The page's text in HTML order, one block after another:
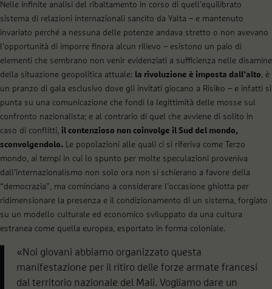
Nelle infinite analisi del ribaltamento in corso di quell’equilibrato
sistema di relazioni internazionali sancito da Yalta – e mantenuto
invariato perché a nessuna delle potenze andava stretto o non avevano
l’opportunità di imporre finora alcun rilievo – esistono un paio di
elementi che sembrano non venir evidenziati a sufficienza nelle disamine
della situazione geopolitica attuale: la rivoluzione è imposta dall’alto, è
un pranzo di gala esclusivo dove gli invitati giocano a Risiko – e infatti si
punta su una comunicazione che fondi la legittimità delle mosse sul
confronto nazionalista; e al contrario di quel che avviene di solito in
caso di conflitti, il contenzioso non coinvolge il Sud del mondo,
sconvolgendolo. Le popolazioni alle quali ci si riferiva come Terzo
mondo, ai tempi in cui lo spunto per molte speculazioni proveniva
dall’internazionalismo non solo ora non si schierano a favore della
“democrazia”, ma cominciano a considerare l’occasione ghiotta per
ridimensionare la presenza e il condizionamento di un sistema, forgiato
su un modello culturale ed economico sviluppato da una cultura
estranea come quella europea, esportato in forma coloniale.
«Noi giovani abbiamo organizzato questa
manifestazione per il ritiro delle forze armate francesi
dal territorio nazionale del Mali. Vogliamo dare un